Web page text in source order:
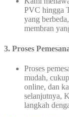
PVC hingga
yang
membran
3. Proses
Proses
mudah,
online, dan
selanjutnya,
langkah